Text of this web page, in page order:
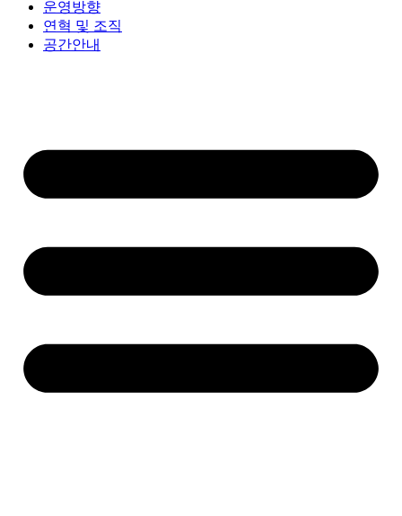
운영방향
연혁 및 조직
공간안내